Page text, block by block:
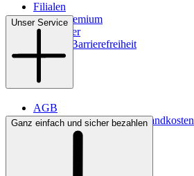
Filialen
WMS-Premium
Newsletter
Digitale Barrierefreiheit
Unser Service
AGB
Lieferbedingungen & Versandkosten
Bezahlung
Ganz einfach und sicher bezahlen